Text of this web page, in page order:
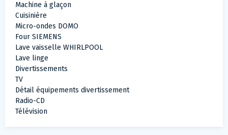
Machine à glaçon
Cuisinière
Micro-ondes DOMO
Four SIEMENS
Lave vaisselle WHIRLPOOL
Lave linge
Divertissements
TV
Détail équipements divertissement
Radio-CD
Télévision